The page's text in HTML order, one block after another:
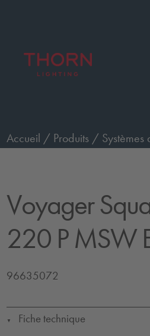
Accueil / Produits /
Voyager
220 P MSW
96635072
▼
Fiche technique